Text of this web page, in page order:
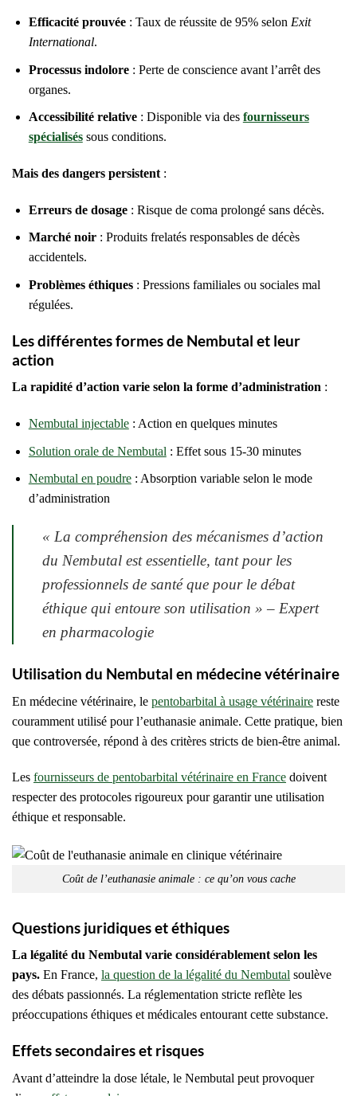
Efficacité prouvée: Taux de réussite de 95% selon Exit
International.
Processus indolore: Perte de conscience avant l’arrêt des
organes.
Accessibilité relative: Disponible via des fournisseurs
spécialiséssous conditions.
Mais des dangers persistent :
Erreurs de dosage: Risque de coma prolongé sans décès.
Marché noir: Produits frelatés responsables de décès
accidentels.
Problèmes éthiques: Pressions familiales ou sociales mal
régulées.
Les différentes formes de Nembutal et leur
action
La rapidité d’action varie selon la forme d’administration :
Nembutal injectable: Action en quelques minutes
Solution orale de Nembutal : Effet sous 15-30 minutes
Nembutal en poudre: Absorption variable selon le mode
d’administration
« La compréhension des mécanismes d’action
du Nembutal est essentielle, tant pour les
professionnels de santé que pour le débat
éthique qui entoure son utilisation » – Expert
en pharmacologie
Utilisation du Nembutal en médecine vétérinaire
En médecine vétérinaire, le pentobarbital à usage vétérinaire reste
couramment utilisé pour l’euthanasie animale. Cette pratique, bien
que controversée, répond à des critères stricts de bien-être animal.
Les fournisseurs de pentobarbital vétérinaire en France doivent
respecter des protocoles rigoureux pour garantir une utilisation
éthique et responsable.
Coût de l’euthanasie animale : ce qu’on vous cache
Questions juridiques et éthiques
La légalité du Nembutal varie considérablement selon les
pays. En France, la question de la légalité du Nembutal soulève
des débats passionnés. La réglementation stricte reflète les
préoccupations éthiques et médicales entourant cette substance.
Effets secondaires et risques
Avant d’atteindre la dose létale, le Nembutal peut provoquer